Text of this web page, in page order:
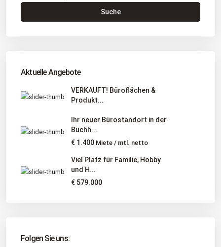
Suche
Aktuelle Angebote
VERKAUFT! Büroflächen &
Produkt...
Ihr neuer Bürostandort in der
Buchh...
€ 1.400 Miete / mtl. netto
Viel Platz für Familie, Hobby
und H...
€ 579.000
Folgen Sie uns:
: Buchholz in der Nordheide
Unternehmen
Immobilienangebote